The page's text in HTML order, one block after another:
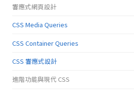
響應式網頁設計
CSS Media Queries
CSS Container Queries
CSS 響應式設計
進階功能與現代 CSS